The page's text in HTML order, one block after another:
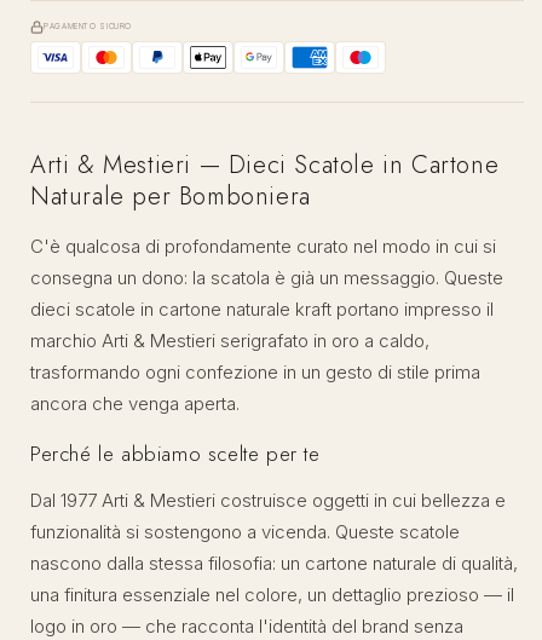
PAGAMENTO SICURO
Arti & Mestieri — Dieci Scatole in Cartone
Naturale per Bomboniera
C'è qualcosa di profondamente curato nel modo in cui si
consegna un dono: la scatola è già un messaggio. Queste
dieci scatole in cartone naturale kraft portano impresso il
marchio Arti & Mestieri serigrafato in oro a caldo,
trasformando ogni confezione in un gesto di stile prima
ancora che venga aperta.
Perché le abbiamo scelte per te
Dal 1977 Arti & Mestieri costruisce oggetti in cui bellezza e
funzionalità si sostengono a vicenda. Queste scatole
nascono dalla stessa filosofia: un cartone naturale di qualità,
una finitura essenziale nel colore, un dettaglio prezioso — il
logo in oro — che racconta l'identità del brand senza